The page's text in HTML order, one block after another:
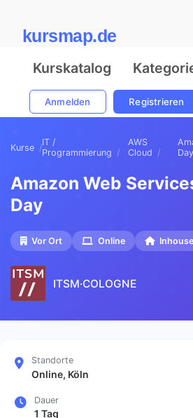
kursmap.de
Kurskatalog
Anmelden Registrieren
Kurse
IT /
Programmierung
AWS
Cloud
Day
Amazon Web
Day
Vor Ort Online Inhouse
ITSM·COLOGNE
Standorte
Online, Köln
Dauer
1 Tag